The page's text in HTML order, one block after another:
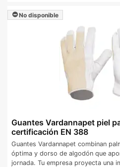
No disponible
Guantes Vardannapet piel
certificación EN 388
Guantes Vardannapet combinan
óptima y dorso de algodón que
jornada. Tu empresa proyecta una